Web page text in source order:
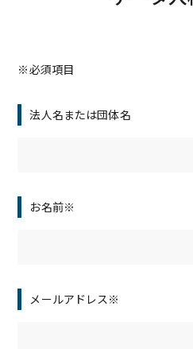
※必須項目
法人名または団体名
お名前※
メールアドレス※